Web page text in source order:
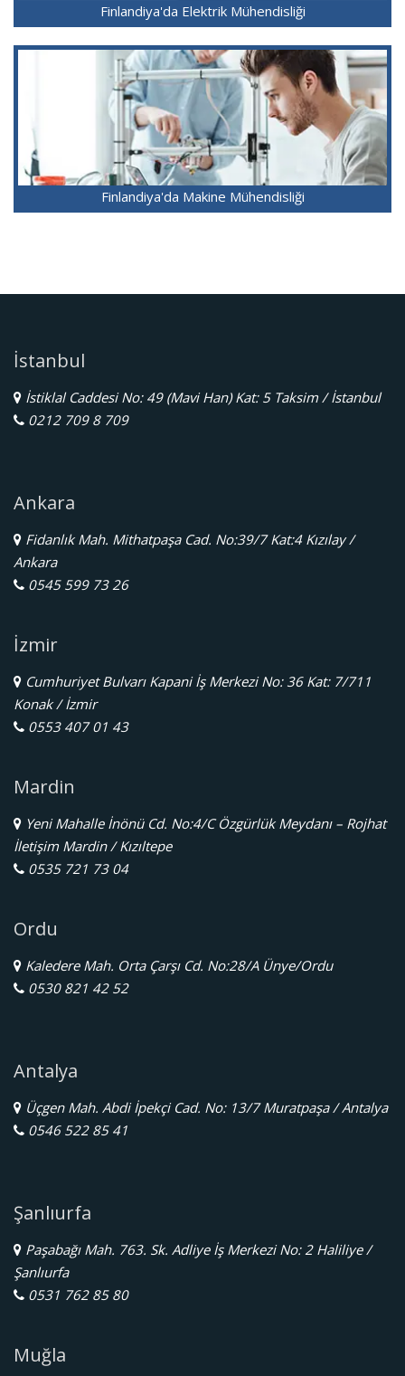
Finlandiya'da Elektrik Mühendisliği
Finlandiya'da Makine Mühendisliği
İstanbul
İstiklal Caddesi No: 49 (Mavi Han) Kat: 5 Taksim / İstanbul
0212 709 8 709
Ankara
Fidanlık Mah. Mithatpaşa Cad. No:39/7 Kat:4 Kızılay /
Ankara
0545 599 73 26
İzmir
Cumhuriyet Bulvarı Kapani İş Merkezi No: 36 Kat: 7/711
Konak / İzmir
0553 407 01 43
Mardin
Yeni Mahalle İnönü Cd. No:4/C Özgürlük Meydanı – Rojhat
İletişim Mardin / Kızıltepe
0535 721 73 04
Ordu
Kaledere Mah. Orta Çarşı Cd. No:28/A Ünye/Ordu
0530 821 42 52
Antalya
Üçgen Mah. Abdi İpekçi Cad. No: 13/7 Muratpaşa / Antalya
0546 522 85 41
Şanlıurfa
Paşabağı Mah. 763. Sk. Adliye İş Merkezi No: 2 Haliliye /
Şanlıurfa
0531 762 85 80
Muğla